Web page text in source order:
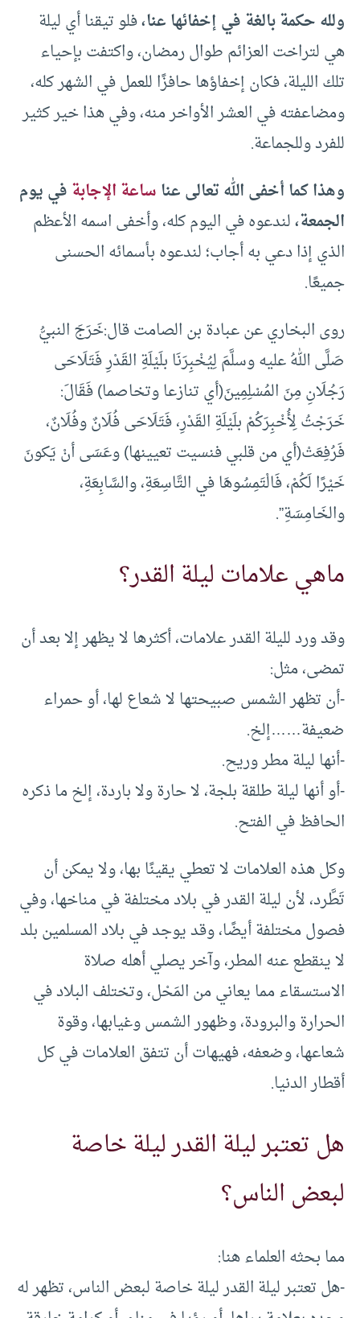
ولله حكمة بالغة في إخفائها عنا،فلو تيقنا أي ليلة
هي لتراخت العزائم طوال رمضان، واكتفت بإحياء
تلك الليلة، فكان إخفاؤها حافزًا للعمل في الشهر كله،
ومضاعفته في العشر الأواخر منه، وفي هذا خير كثير
للفرد وللجماعة.
وهذا كما أخفى الله تعالى عناساعة الإجابةفي يوم
الجمعة،لندعوه في اليوم كله، وأخفى اسمه الأعظم
الذي إذا دعي به أجاب؛ لندعوه بأسمائه الحسنى
جميعًا.
روى البخاري عن عبادة بن الصامت قال:خَرَجَ النبيُّ
صَلَّى اللهُ عليه وسلَّمَ لِيُخْبِرَنَا بلَيْلَةِ القَدْرِ فَتَلَاحَى
رَجُلَانِ مِنَ المُسْلِمِينَ(أي تنازعا وتخاصما) فَقَالَ:
خَرَجْتُ لِأُخْبِرَكُمْ بلَيْلَةِ القَدْرِ، فَتَلَاحَى فُلَانٌ وفُلَانٌ،
فَرُفِعَتْ(أي من قلبي فنسيت تعيينها) وعَسَى أنْ يَكونَ
خَيْرًا لَكُمْ، فَالْتَمِسُوهَا في التَّاسِعَةِ، والسَّابِعَةِ،
والخَامِسَةِ”.
ماهي علامات ليلة القدر؟
وقد ورد لليلة القدر علامات، أكثرها لا يظهر إلا بعد أن
تمضى، مثل:
-أن تظهر الشمس صبيحتها لا شعاع لها، أو حمراء
ضعيفة……إلخ.
-أنها ليلة مطر وريح.
-أو أنها ليلة طلقة بلجة، لا حارة ولا باردة، إلخ ما ذكره
الحافظ في الفتح.
وكل هذه العلامات لا تعطي يقينًا بها، ولا يمكن أن
تَطَّرد، لأن ليلة القدر في بلاد مختلفة في مناخها، وفي
فصول مختلفة أيضًا، وقد يوجد في بلاد المسلمين بلد
لا ينقطع عنه المطر، وآخر يصلي أهله صلاة
الاستسقاء مما يعاني من المَحْل، وتختلف البلاد في
الحرارة والبرودة، وظهور الشمس وغيابها، وقوة
شعاعها، وضعفه، فهيهات أن تتفق العلامات في كل
أقطار الدنيا.
هل تعتبر ليلة القدر ليلة خاصة
لبعض الناس؟
مما بحثه العلماء هنا:
-هل تعتبر ليلة القدر ليلة خاصة لبعض الناس، تظهر له